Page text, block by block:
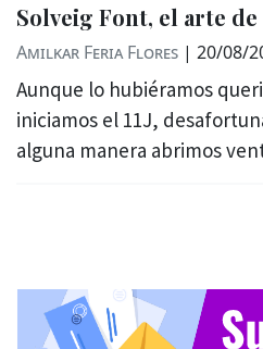
Solveig Font, el arte
Amilkar Feria Flores | 20/08/
Aunque lo hubiéramos
iniciamos el 11J,
alguna manera abrimos